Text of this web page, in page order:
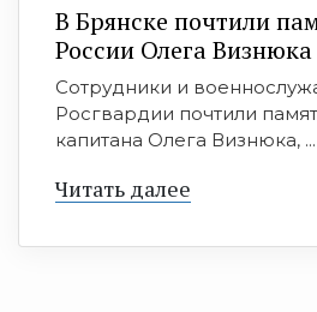
В Брянске почтили
России Олега Визнюка
Сотрудники и
Росгвардии почтили
капитана Олега Визнюка, ...
Читать далее